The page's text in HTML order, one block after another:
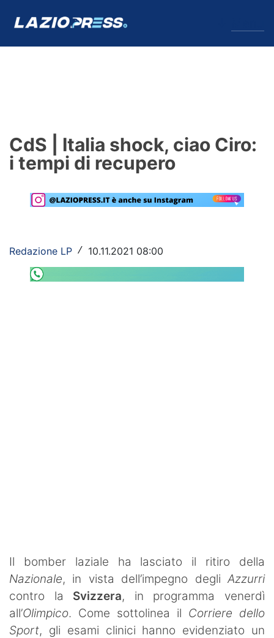
Formello
Primavera
Lazio Women
SHOP LAZIO
Contatti
CdS | Italia shock, ciao Ciro:
i tempi di recupero
Redazione LP / 10.11.2021 08:00
Il bomber laziale ha lasciato il ritiro della
Nazionale, in vista dell’impegno degli Azzurri
contro la Svizzera, in programma venerdì
all’Olimpico. Come sottolinea il Corriere dello
Sport, gli esami clinici hanno evidenziato un